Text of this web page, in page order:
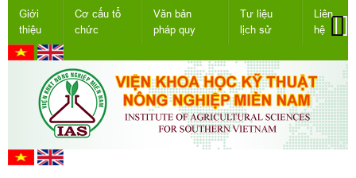
Giới
thiệu
Cơ cấu tổ
chức
Văn bản
pháp quy
Tư liệu
lịch sử
Liên
hệ